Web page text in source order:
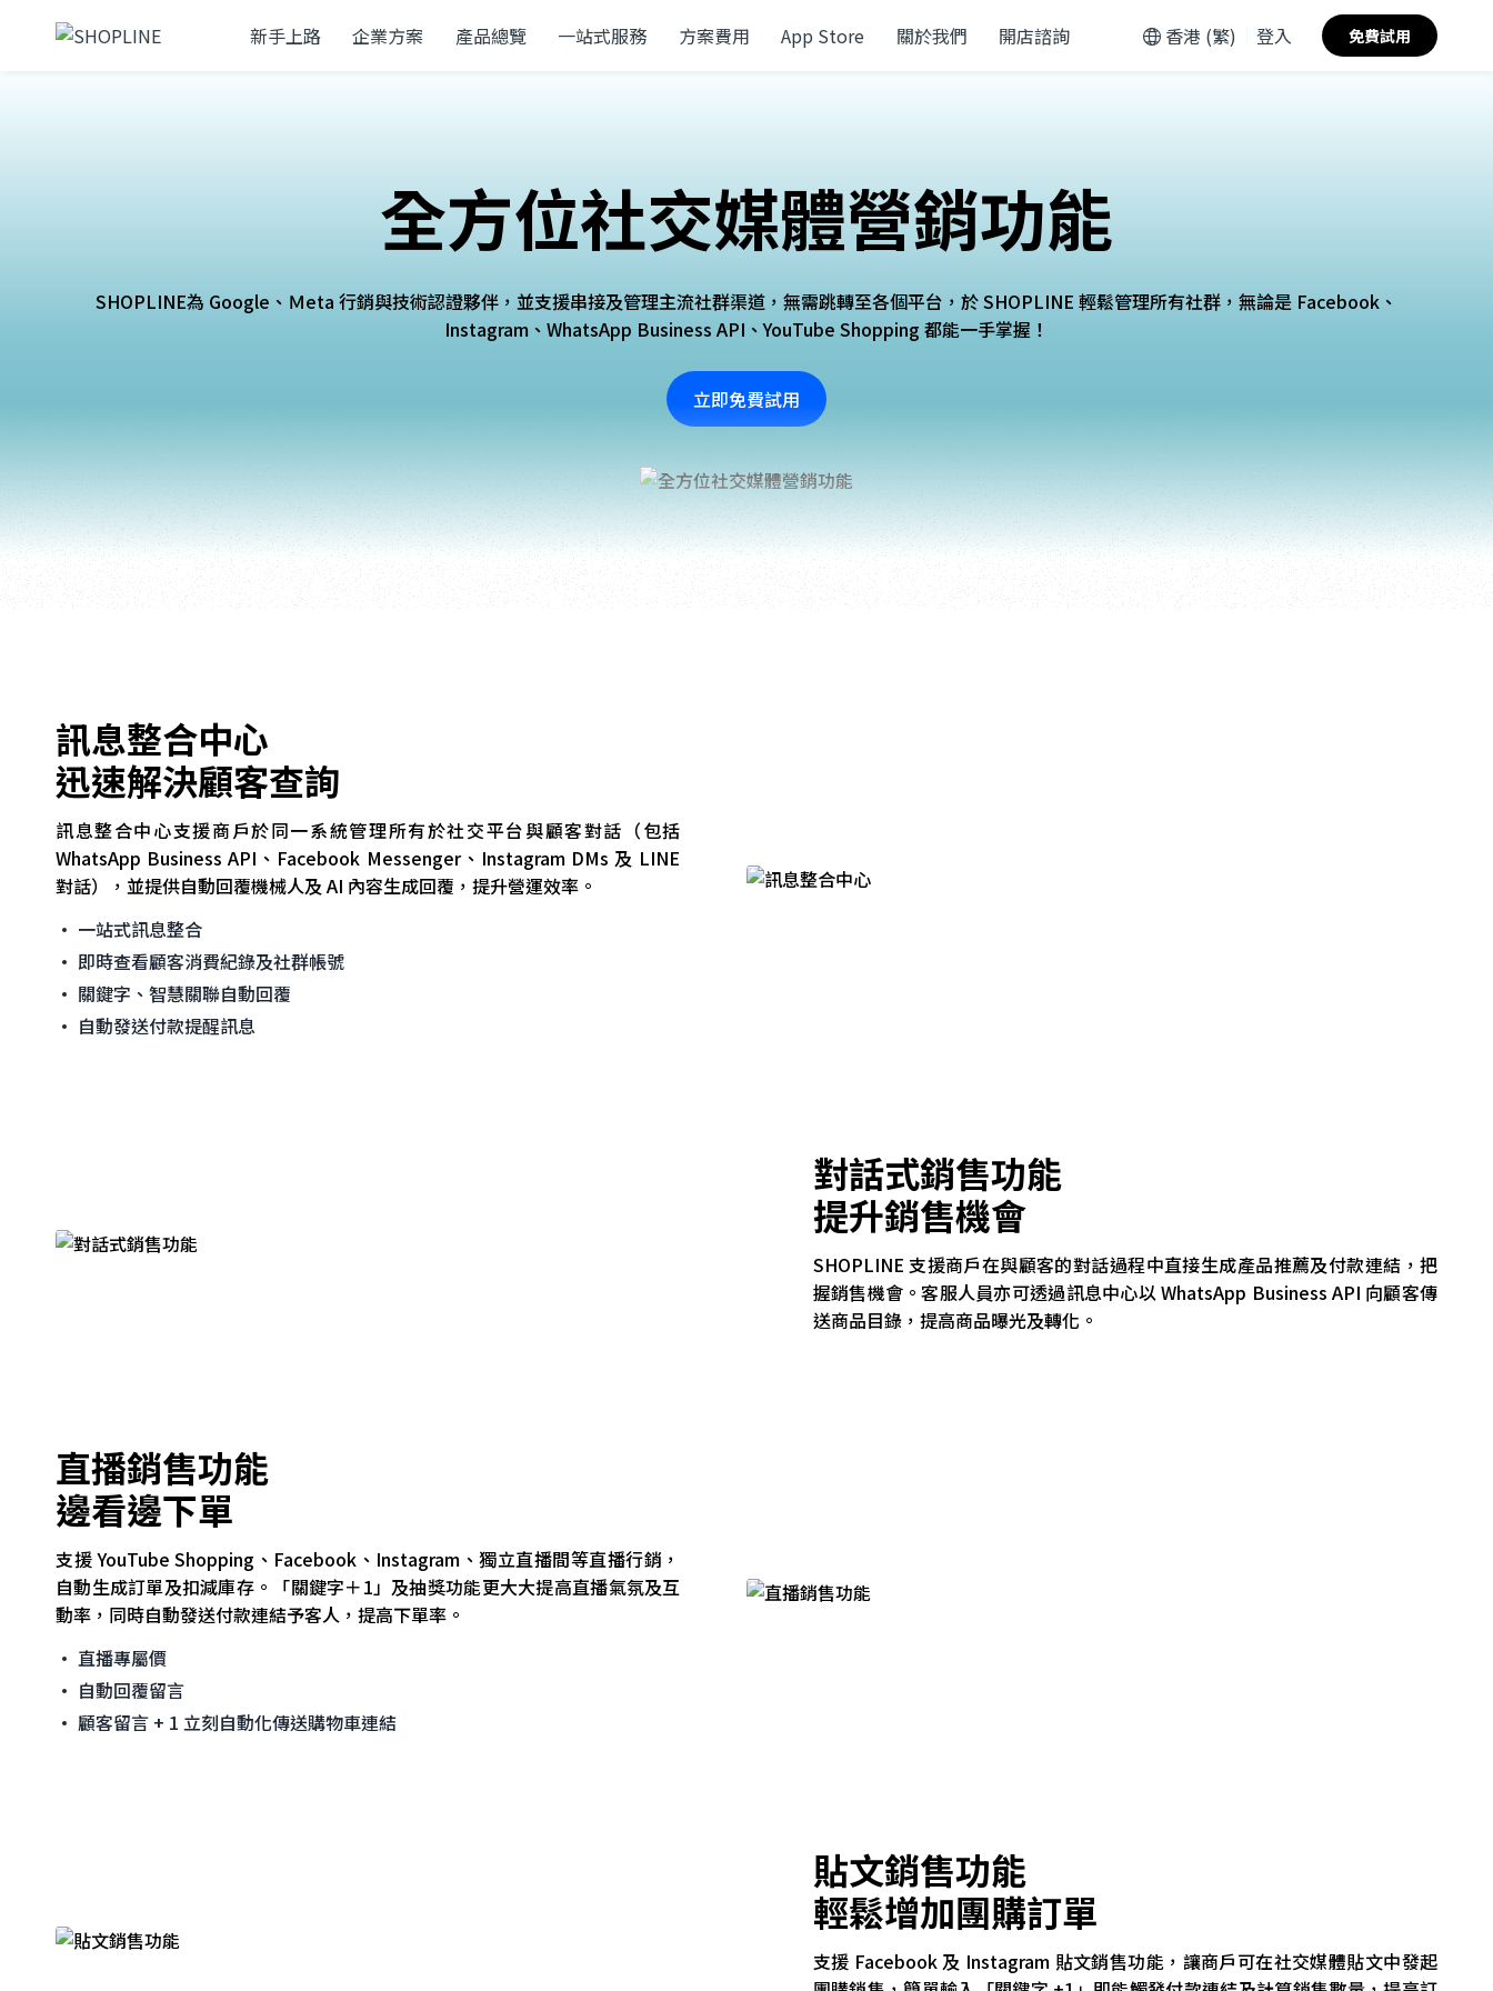
新手上路 企業方案 產品總覽 一站式服務 方案費用 App Store 關於我們 開店諮詢 香港 (繁) 登入 免費試用
全方位社交媒體營銷功能
SHOPLINE為 Google、Ｍeta 行銷與技術認證夥伴，並支援串接及管理主流社群渠道，無需跳轉至各個平台，於 SHOPLINE 輕鬆管理所有社群，無論是 Facebook、
Instagram、WhatsApp Business API、YouTube Shopping 都能一手掌握！
立即免費試用
訊息整合中心
迅速解決顧客查詢
訊息整合中心支援商戶於同一系統管理所有於社交平台與顧客對話（包括
WhatsApp Business API、Facebook Messenger、Instagram DMs 及 LINE
對話），並提供自動回覆機械人及 AI 內容生成回覆，提升營運效率。
一站式訊息整合
即時查看顧客消費紀錄及社群帳號
關鍵字、智慧關聯自動回覆
自動發送付款提醒訊息
對話式銷售功能
提升銷售機會
SHOPLINE 支援商戶在與顧客的對話過程中直接生成產品推薦及付款連結，把
握銷售機會。客服人員亦可透過訊息中心以 WhatsApp Business API 向顧客傳
送商品目錄，提高商品曝光及轉化。
直播銷售功能
邊看邊下單
支援 YouTube Shopping、Facebook、Instagram、獨立直播間等直播行銷，
自動生成訂單及扣減庫存。「關鍵字＋1」及抽獎功能更大大提高直播氣氛及互
動率，同時自動發送付款連結予客人，提高下單率。
直播專屬價
自動回覆留言
顧客留言 + 1 立刻自動化傳送購物車連結
貼文銷售功能
輕鬆增加團購訂單
支援 Facebook 及 Instagram 貼文銷售功能，讓商戶可在社交媒體貼文中發起